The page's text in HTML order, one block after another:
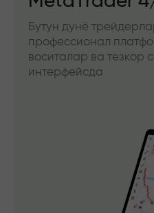
Бутун дунё
профессионал
воситалар ва тезкор
интерфейсда